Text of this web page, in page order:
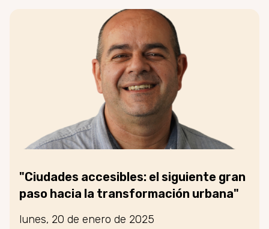
"Ciudades accesibles: el siguiente gran
paso hacia la transformación urbana"
lunes, 20 de enero de 2025